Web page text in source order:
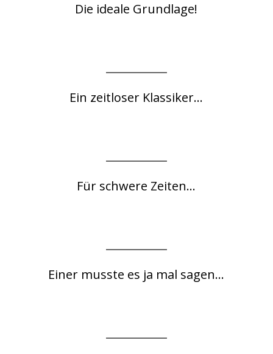
Die ideale Grundlage!
Ein zeitloser Klassiker...
Für schwere Zeiten...
Einer musste es ja mal sagen...